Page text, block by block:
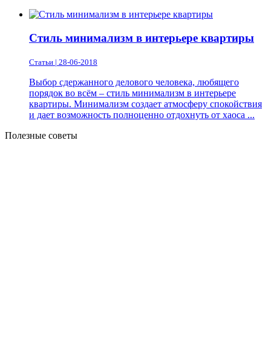
Стиль минимализм в интерьере квартиры
Статьи | 28-06-2018
Выбор сдержанного делового человека, любящего
порядок во всём – стиль минимализм в интерьере
квартиры. Минимализм создает атмосферу спокойствия
и дает возможность полноценно отдохнуть от хаоса ...
Полезные советы